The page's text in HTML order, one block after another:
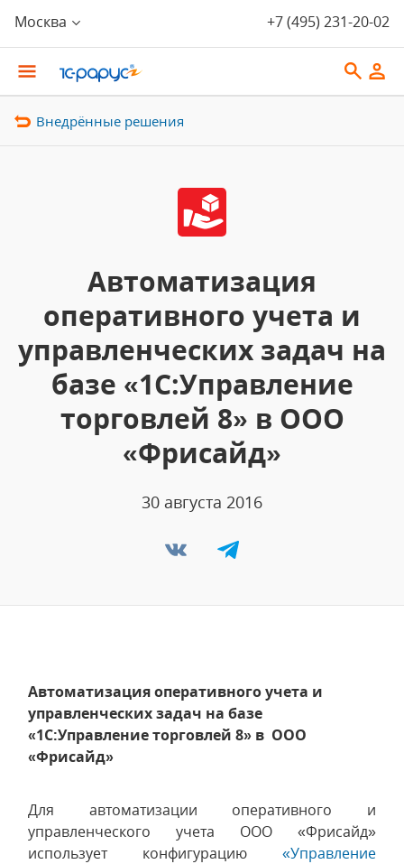
Москва +7 (495) 231-20-02
Внедрённые решения
Автоматизация
оперативного учета и
управленческих задач на
базе «1С:Управление
торговлей 8» в ООО
«Фрисайд»
30 августа 2016
Автоматизация оперативного учета и
управленческих задач на базе
«1С:Управление торговлей 8» в ООО
«Фрисайд»
Для автоматизации оперативного и
управленческого учета ООО «Фрисайд»
использует конфигурацию «Управление